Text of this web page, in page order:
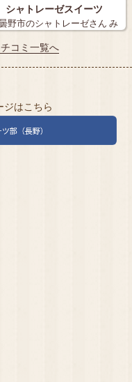
シャトレーゼスイーツ
野市のシャトレーゼさん み
コミ一覧へ
ジはこちら